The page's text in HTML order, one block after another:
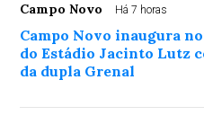
Campo Novo Há 7 horas
Campo Novo inaugura
do Estádio Jacinto Lutz
da dupla Grenal